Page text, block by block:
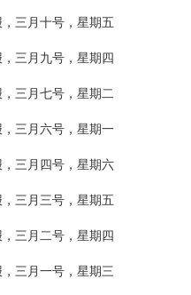
三月十号，星期五
三月九号，星期四
三月七号，星期二
三月六号，星期一
三月四号，星期六
三月三号，星期五
三月二号，星期四
三月一号，星期三